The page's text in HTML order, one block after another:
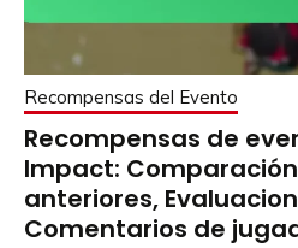
Recompensas del Evento
Recompensas de
Impact:
anteriores,
Comentarios de